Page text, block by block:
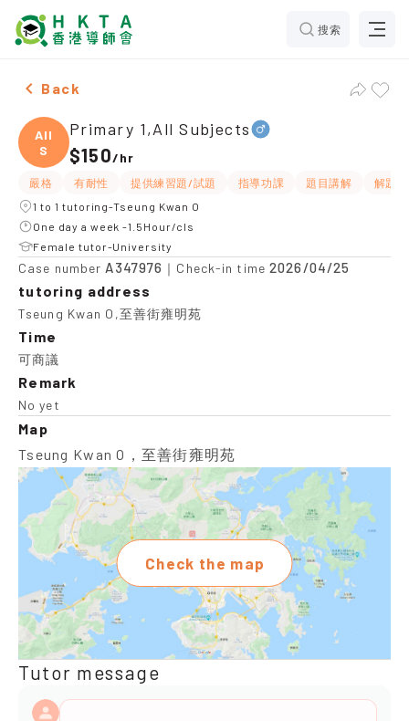
搜索
Male Primary 1,All Subjects，Tseung Kwan O Tuition
Back
All
S
Primary 1,All Subjects
$150/hr
嚴格 有耐性 提供練習題/試題 指導功課 題目講解
解題
1 to 1 tutoring-Tseung Kwan O
One day a week -1.5Hour/cls
Female tutor-University
Case number A347976 ｜Check-in time2026/04/25
tutoring address
Tseung Kwan O,至善街雍明苑
Time
可商議
Remark
No yet
Map
Tseung Kwan O，至善街雍明苑
Check the map
Tutor message